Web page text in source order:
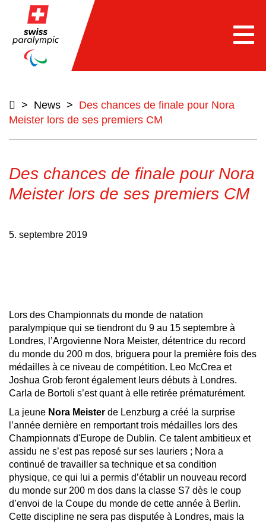
> News > Des chances de finale pour Nora
Meister lors de ses premiers CM
Des chances de finale pour Nora
Meister lors de ses premiers CM
5. septembre 2019
Lors des Championnats du monde de natation
paralympique qui se tiendront du 9 au 15 septembre à
Londres, l’Argovienne Nora Meister, détentrice du record
du monde du 200 m dos, briguera pour la première fois des
médailles à ce niveau de compétition. Leo McCrea et
Joshua Grob feront également leurs débuts à Londres.
Carla de Bortoli s’est quant à elle retirée prématurément.
La jeune Nora Meister de Lenzburg a créé la surprise
l’année dernière en remportant trois médailles lors des
Championnats d'Europe de Dublin. Ce talent ambitieux et
assidu ne s’est pas reposé sur ses lauriers ; Nora a
continué de travailler sa technique et sa condition
physique, ce qui lui a permis d’établir un nouveau record
du monde sur 200 m dos dans la classe S7 dès le coup
d’envoi de la Coupe du monde de cette année à Berlin.
Cette discipline ne sera pas disputée à Londres, mais la